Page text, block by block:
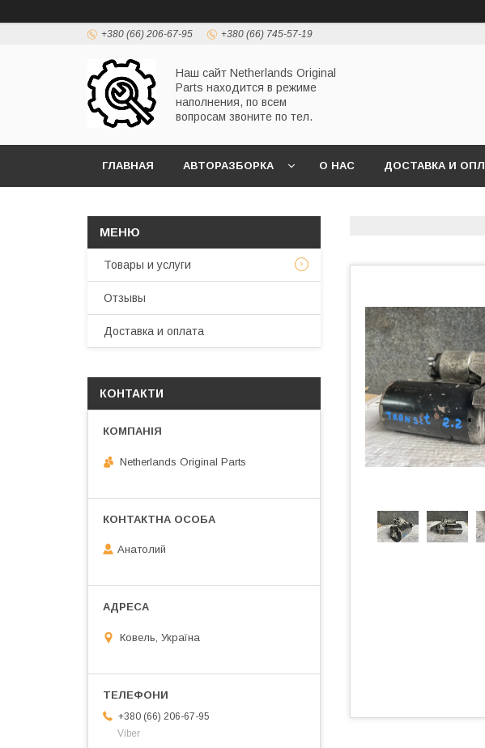
+380 (66) 206-67-95 +380 (66) 745-57-19
Наш сайт Netherlands Original
Parts находится в режиме
наполнения, по всем
вопросам звоните по тел.
ГЛАВНАЯ АВТОРАЗБОРКА О НАС ДОСТАВКА И
Товары и услуги
Отзывы
Доставка и оплата
КОНТАКТИ
Netherlands Original Parts
Анатолий
Ковель, Україна
+380 (66) 206-67-95
Viber